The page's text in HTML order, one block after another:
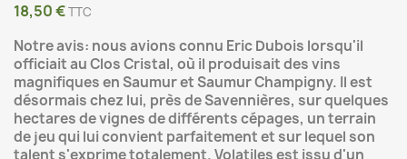
18,50 €TTC
Notre avis: nous avions connu Eric Dubois lorsqu'il
officiait au Clos Cristal, où il produisait des vins
magnifiques en Saumur et Saumur Champigny. Il est
désormais chez lui, près de Savennières, sur quelques
hectares de vignes de différents cépages, un terrain
de jeu qui lui convient parfaitement et sur lequel son
talent s'exprime totalement. Volatiles est issu d'un